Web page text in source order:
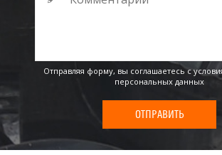
Отправляя форму, вы соглашаетесьс
персональных данных
ОТПРАВИТЬ